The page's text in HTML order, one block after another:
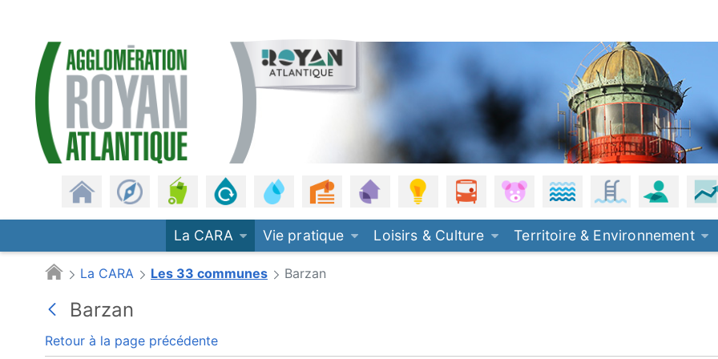
Revenir à l'accueil
Les communesGestion des déchets
AssainissementEau potable, eau de pluie
UrbanismeHabitat Énergie - Climat
Mobilités Petite enfance
Plages Piscine
La CARA Vie pratique Loisirs & Culture Territoire & Environnement
La CARA Les 33 communes Barzan
Barzan
Retour à la page précédente